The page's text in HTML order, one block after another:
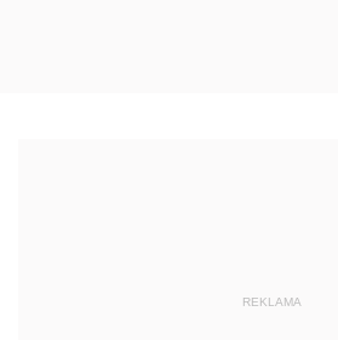
REKLAMA